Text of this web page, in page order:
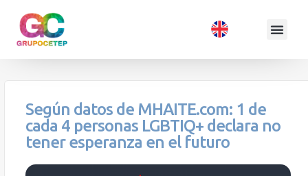
Según datos de MHAITE.com: 1 de
cada 4 personas LGBTIQ+ declara no
tener esperanza en el futuro